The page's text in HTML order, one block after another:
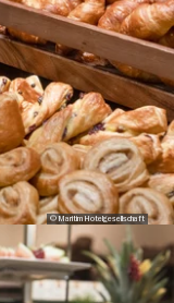
© Maritim Hotelgesellschaft